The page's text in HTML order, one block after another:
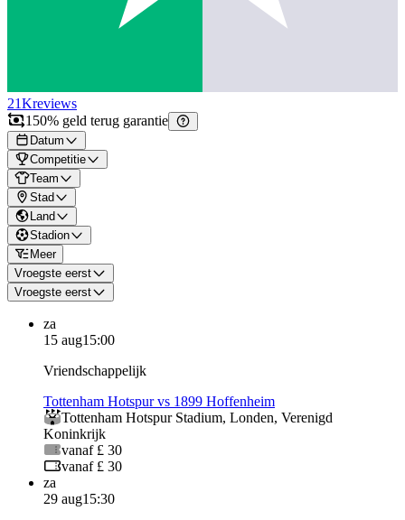
21Kreviews
150% geld terug garantie
Datum
Competitie
Team
Stad
Land
Stadion
Meer
Vroegste eerst
Vroegste eerst
za
15 aug15:00
Vriendschappelijk
Tottenham Hotspur vs 1899 Hoffenheim
Tottenham Hotspur Stadium, Londen, Verenigd
Koninkrijk
vanaf £ 30
vanaf £ 30
za
29 aug15:30